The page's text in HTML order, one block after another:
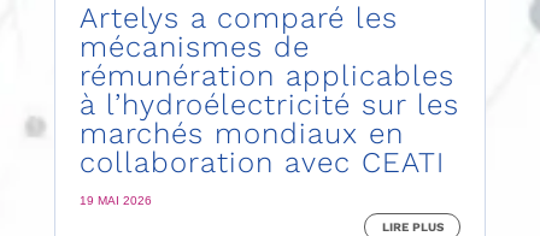
Artelys a comparé les
mécanismes de
rémunération applicables
à l’hydroélectricité sur les
marchés mondiaux en
collaboration avec CEATI
19 MAI 2026
LIRE PLUS